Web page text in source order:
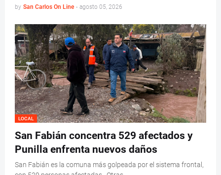
by San Carlos On Line - agosto 05, 2026
LOCAL
San Fabián concentra 529 afectados y
Punilla enfrenta nuevos daños
San Fabián es la comuna más golpeada por el sistema frontal,